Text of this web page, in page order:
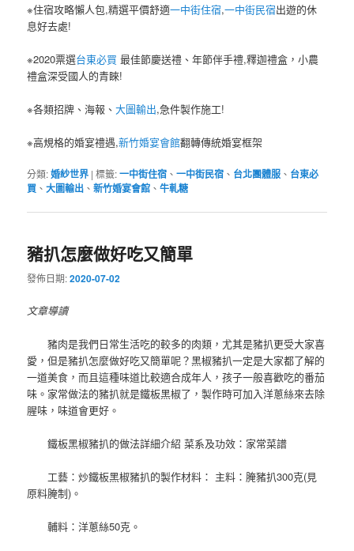
※住宿攻略懶人包,精選平價舒適一中街住宿,一中街民宿出遊的休
息好去處!
※2020票選台東必買 最佳節慶送禮、年節伴手禮,釋迦禮盒，小農
禮盒深受國人的青睞!
※各類招牌、海報、大圖輸出,急件製作施工!
※高規格的婚宴禮遇,新竹婚宴會館翻轉傳統婚宴框架
分類:婚紗世界 |標籤:一中街住宿 、一中街民宿 、 台北團體服 、 台東必
買 、大圖輸出 、新竹婚宴會館 、牛軋糖
豬扒怎麼做好吃又簡單
發佈日期:2020-07-02
文章導讀
豬肉是我們日常生活吃的較多的肉類，尤其是豬扒更受大家喜
愛，但是豬扒怎麼做好吃又簡單呢？黑椒豬扒一定是大家都了解的
一道美食，而且這種味道比較適合成年人，孩子一般喜歡吃的番茄
味。家常做法的豬扒就是鐵板黑椒了，製作時可加入洋蔥絲來去除
腥味，味道會更好。
鐵板黑椒豬扒的做法詳細介紹 菜系及功效：家常菜譜
工藝：炒鐵板黑椒豬扒的製作材料： 主料：腌豬扒300克(見
原料腌制)。
輔料：洋蔥絲50克。